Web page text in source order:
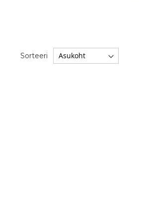
Sorteeri